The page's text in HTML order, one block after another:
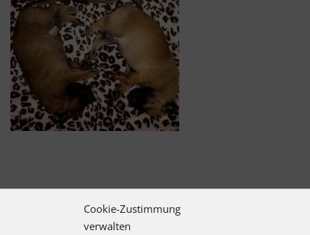
Cookie-Zustimmung
verwalten